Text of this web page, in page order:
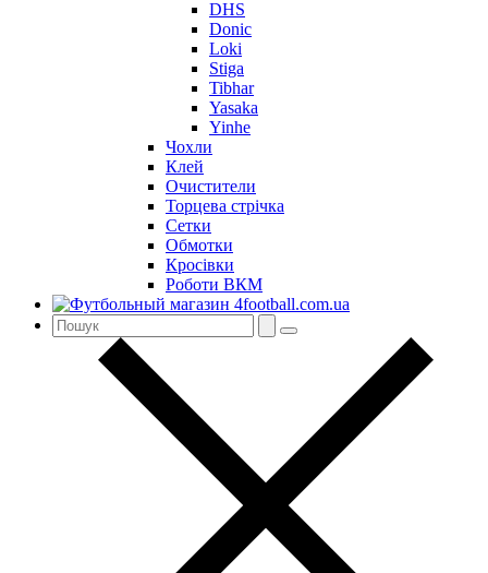
DHS
Donic
Loki
Stiga
Tibhar
Yasaka
Yinhe
Чохли
Клей
Очистители
Торцева стрічка
Сетки
Обмотки
Кросівки
Роботи ВКМ